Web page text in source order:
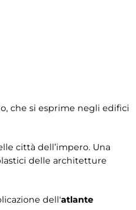
che si esprime negli edifici
città dell’impero. Una
delle architetture
dell'atlante